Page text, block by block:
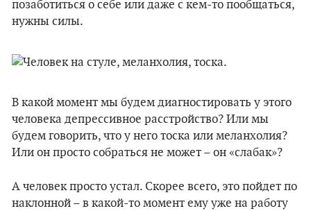
позаботиться о себе или даже с кем-то пообщаться,
нужны силы.
В какой момент мы будем диагностировать у этого
человека депрессивное расстройство? Или мы
будем говорить, что у него тоска или меланхолия?
Или он просто собраться не может – он «слабак»?
А человек просто устал. Скорее всего, это пойдет по
наклонной – в какой-то момент ему уже на работу